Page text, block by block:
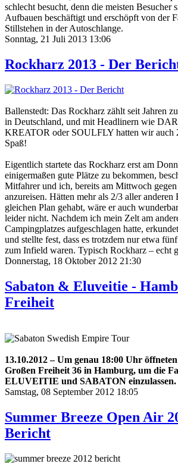
schlecht besucht, denn die meisten Besucher
Aufbauen beschäftigt und erschöpft von der
Stillstehen in der Autoschlange.
Sonntag, 21 Juli 2013 13:06
Rockharz 2013 - Der
Ballenstedt: Das Rockharz zählt seit Jahren
in Deutschland, und mit Headlinern wie
KREATOR oder SOULFLY hatten wir auch
Spaß!
Eigentlich startete das Rockharz erst am
einigermaßen gute Plätze zu bekommen,
Mitfahrer und ich, bereits am Mittwoch
anzureisen. Hätten mehr als 2/3 aller anderen
gleichen Plan gehabt, wäre er auch
leider nicht. Nachdem ich mein Zelt am
Campingplatzes aufgeschlagen hatte,
und stellte fest, dass es trotzdem nur etwa
zum Infield waren. Typisch Rockharz – echt
Donnerstag, 18 Oktober 2012 21:30
Sabaton & Eluveitie -
Freiheit
13.10.2012 – Um genau 18:00 Uhr
Großen Freiheit 36 in Hamburg, um die
ELUVEITIE und SABATON einzulassen.
Samstag, 08 September 2012 18:05
Summer Breeze Open Air
Bericht